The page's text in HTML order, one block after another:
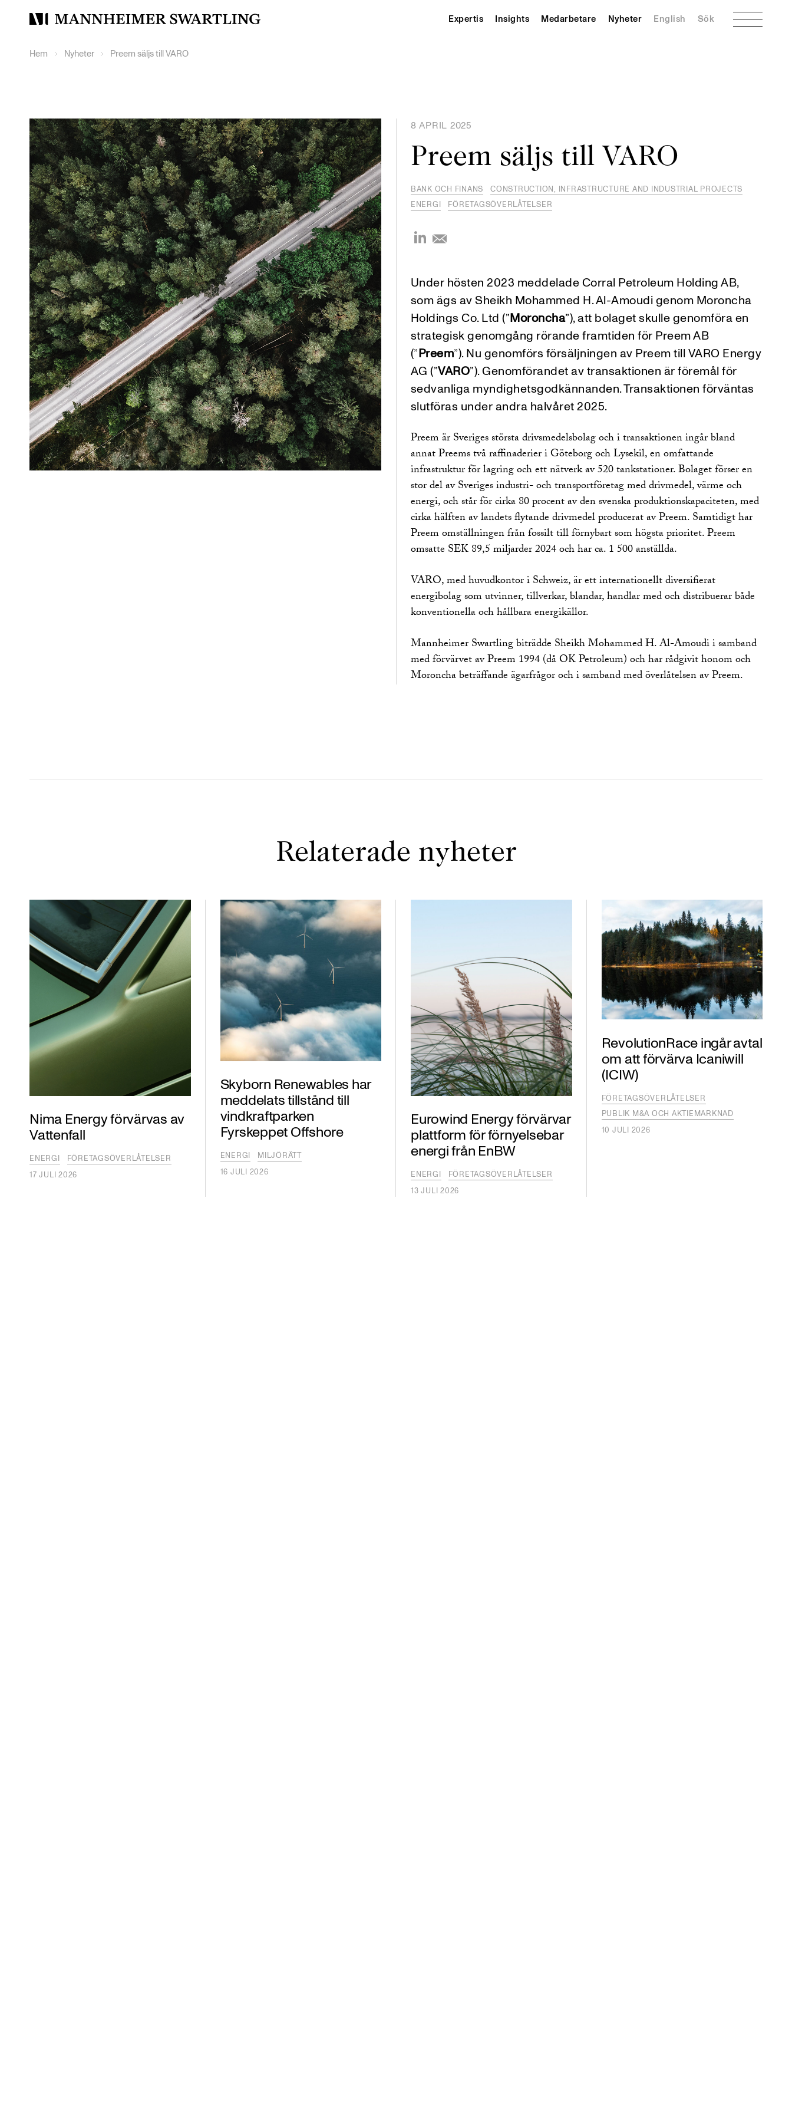
Mannheimer
Expertis Insights Medarbetare Nyheter English Sök Meny
Hem Nyheter Preem säljs till VARO
8 APRIL 2025
Preem säljs till VARO
BANK OCH FINANS
CONSTRUCTION, INFRASTRUCTURE AND INDUSTRIAL PROJECTS
ENERGI
FÖRETAGSÖVERLÅTELSER
Under hösten 2023 meddelade Corral Petroleum Holding AB,
som ägs av Sheikh Mohammed H. Al-Amoudi genom Moroncha
Holdings Co. Ltd (”Moroncha”), att bolaget skulle genomföra en
strategisk genomgång rörande framtiden för Preem AB
(”Preem”). Nu genomförs försäljningen av Preem till VARO Energy
AG (”VARO”). Genomförandet av transaktionen är föremål för
sedvanliga myndighetsgodkännanden. Transaktionen förväntas
slutföras under andra halvåret 2025.
Preem är Sveriges största drivsmedelsbolag och i transaktionen ingår bland
annat Preems två raffinaderier i Göteborg och Lysekil, en omfattande
infrastruktur för lagring och ett nätverk av 520 tankstationer. Bolaget förser en
stor del av Sveriges industri- och transportföretag med drivmedel, värme och
energi, och står för cirka 80 procent av den svenska produktionskapaciteten, med
cirka hälften av landets flytande drivmedel producerat av Preem. Samtidigt har
Preem omställningen från fossilt till förnybart som högsta prioritet. Preem
omsatte SEK 89,5 miljarder 2024 och har ca. 1 500 anställda.
VARO, med huvudkontor i Schweiz, är ett internationellt diversifierat
energibolag som utvinner, tillverkar, blandar, handlar med och distribuerar både
konventionella och hållbara energikällor.
Mannheimer Swartling biträdde Sheikh Mohammed H. Al-Amoudi i samband
med förvärvet av Preem 1994 (då OK Petroleum) och har rådgivit honom och
Moroncha beträffande ägarfrågor och i samband med överlåtelsen av Preem.
Relaterade nyheter
Nima Energy förvärvas av
Vattenfall
ENERGI
FÖRETAGSÖVERLÅTELSER
17 JULI 2026
Skyborn Renewables har
meddelats tillstånd till
vindkraftparken
Fyrskeppet Offshore
ENERGI
MILJÖRÄTT
16 JULI 2026
Eurowind Energy förvärvar
plattform för förnyelsebar
energi från EnBW
ENERGI
FÖRETAGSÖVERLÅTELSER
13 JULI 2026
RevolutionRace ingår avtal
om att förvärva Icaniwill
(ICIW)
FÖRETAGSÖVERLÅTELSER
PUBLIK M&A OCH AKTIEMARKNAD
10 JULI 2026